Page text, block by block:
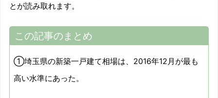
2011/05 5%
2011/06 -0.9%
2011/07
とが読み取れます。
この記事のまとめ
①埼玉県の新築一戸建て相場は、2016年12月が最も
高い水準にあった。